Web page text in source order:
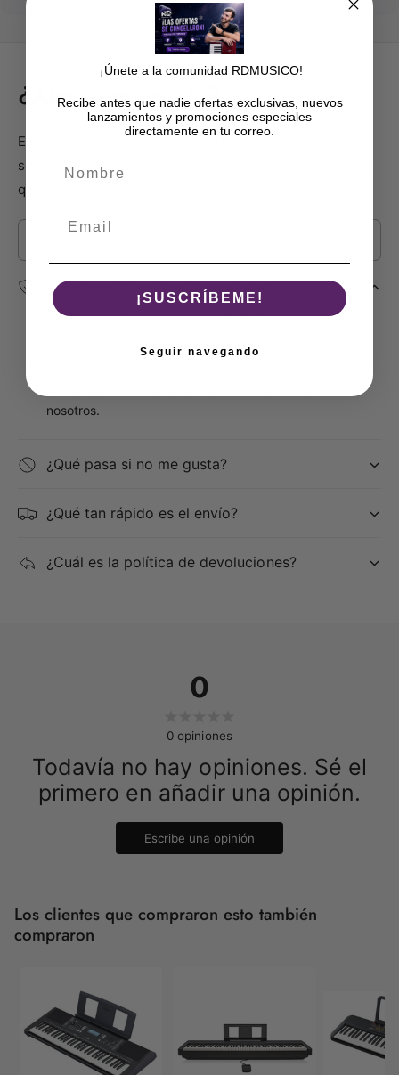
¿Alguna pregunta?
En este recuadro encontrarás nuestra política de
seguridad, garantías, devoluciones y toda la información
que necesitas para realizar tu compra con confianza.
Tu seguridad es nuestra prioridad
En Rdmusico, protegemos tus datos con tecnología
nosotros.
¿Qué pasa si no me gusta?
¿Qué tan rápido es el envío?
¿Cuál es la política de devoluciones?
0
0 opiniones
Todavía no hay opiniones. Sé el
primero en añadir una opinión.
Escribe una opinión
Los clientes que compraron esto también
compraron
¡Únete a la comunidad RDMUSICO!
Recibe antes que nadie ofertas exclusivas, nuevos
lanzamientos y promociones especiales
directamente en tu correo.
¡SUSCRÍBEME!
Seguir navegando